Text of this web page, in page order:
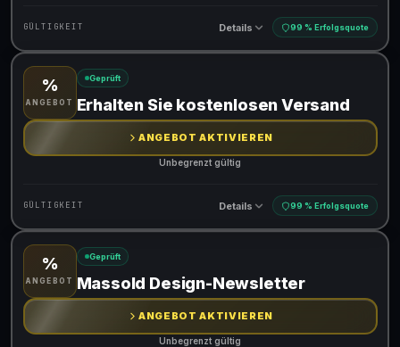
GÜLTIGKEIT Details 99 % Erfolgsquote
Gültig für teilnehmende Produkte
%
ANGEBOT
Geprüft
Erhalten Sie kostenlosen Versand
ANGEBOT AKTIVIEREN
Unbegrenzt gültig
GÜLTIGKEIT Details 99 % Erfolgsquote
Gültig für teilnehmende Produkte
%
ANGEBOT
Geprüft
Massold Design-Newsletter
ANGEBOT AKTIVIEREN
Unbegrenzt gültig